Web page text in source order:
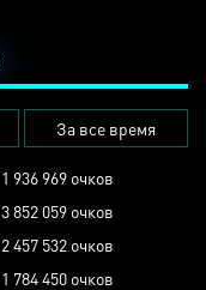
За все время
1 936 969 очков
3 852 059 очков
2 457 532 очков
1 784 450 очков